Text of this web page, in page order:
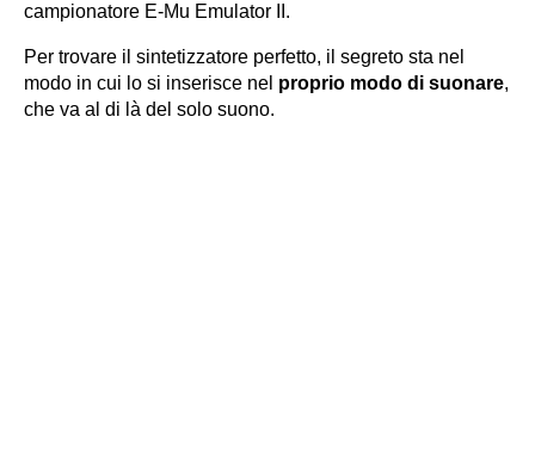
campionatore E-Mu Emulator II .
Per trovare il sintetizzatore perfetto, il segreto sta nel
modo in cui lo si inserisce nel proprio modo di suonare,
che va al di là del solo suono.